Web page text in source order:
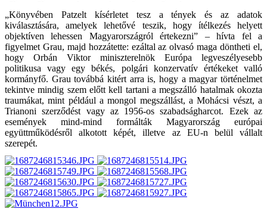
„Könyvében Patzelt kísérletet tesz a tények és az adatok
kiválasztására, amelyek lehetővé teszik, hogy ítélkezés helyett
objektíven lehessen Magyarországról értekezni” – hívta fel a
figyelmet Grau, majd hozzátette: ezáltal az olvasó maga döntheti el,
hogy Orbán Viktor miniszterelnök Európa legveszélyesebb
politikusa vagy egy békés, polgári konzervatív értékeket valló
kormányfő. Grau továbbá kitért arra is, hogy a magyar történelmet
tekintve mindig szem előtt kell tartani a megszálló hatalmak okozta
traumákat, mint például a mongol megszállást, a Mohácsi vészt, a
Trianoni szerződést vagy az 1956-os szabadságharcot. Ezek az
események mind-mind formálták Magyarország európai
együttműködésről alkotott képét, illetve az EU-n belül vállalt
szerepét.